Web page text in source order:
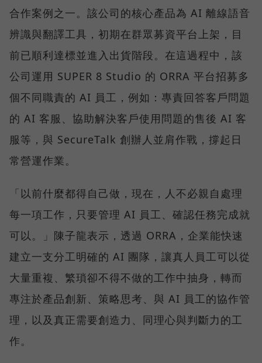
合作案例之一。該公司的核心產品為 AI 離線語音
辨識與翻譯工具，初期在群眾募資平台上架，目
前已順利達標並進入出貨階段。在這過程中，該
公司運用 SUPER 8 Studio 的 ORRA 平台招募多
個不同職責的 AI 員工，例如：專責回答客戶問題
的 AI 客服、協助解決客戶使用問題的售後 AI 客
服等，與 SecureTalk 創辦人並肩作戰，撐起日
常營運作業。
「以前什麼都得自己做，現在，人不必親自處理
每一項工作，只要管理 AI 員工、確認任務完成就
可以。」陳子龍表示，透過 ORRA，企業能快速
建立一支分工明確的 AI 團隊，讓真人員工可以從
大量重複、繁瑣卻不得不做的工作中抽身，轉而
專注於產品創新、策略思考、與 AI 員工的協作管
理，以及真正需要創造力、同理心與判斷力的工
作。